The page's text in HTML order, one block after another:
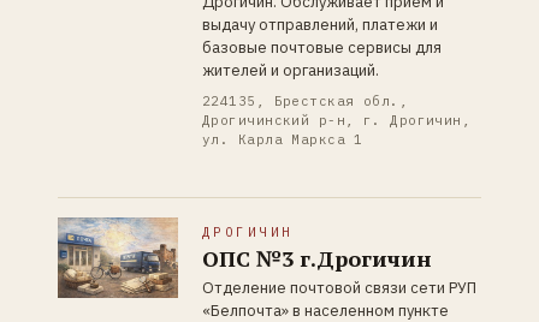
выдачу отправлений, платежи и
базовые почтовые сервисы для
жителей и организаций.
224135, Брестская обл.,
Дрогичинский р-н, г. Дрогичин,
ул. Карла Маркса 1
ДРОГИЧИН
ОПС №3 г.Дрогичин
Отделение почтовой связи сети РУП
«Белпочта» в населенном пункте